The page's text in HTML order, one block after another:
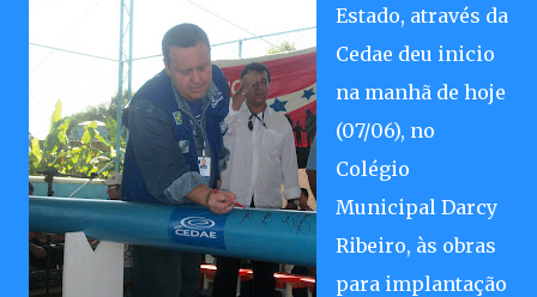
Estado, através da
Cedae deu inicio
na manhã de hoje
(07/06), no
Colégio
Municipal Darcy
Ribeiro, às obras
para implantação